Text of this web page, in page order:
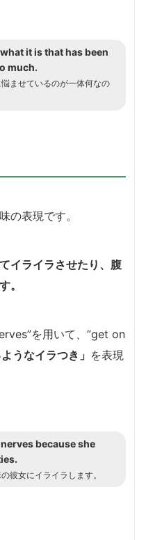
it is that has been
much.
ませているのが一体何なの
の表現です。
イライラさせたり、腹
。
を用いて、”get on
うなイラつき」 を表現
because she
彼女にイライラします。